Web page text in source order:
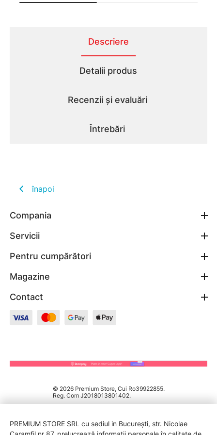
Descriere
Detalii produs
Recenzii și evaluări
Întrebări
înapoi
Compania
Servicii
Pentru cumpărători
Magazine
Contact
© 2026 Premium Store, Cui Ro39922855.
Reg. Com J2018013801402.
PREMIUM STORE SRL cu sediul in București, str. Nicolae